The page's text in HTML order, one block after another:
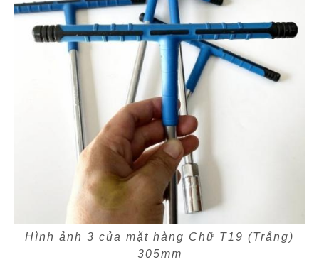
Hình ảnh 3 của mặt hàng Chữ T19 (Trắng)
305mm